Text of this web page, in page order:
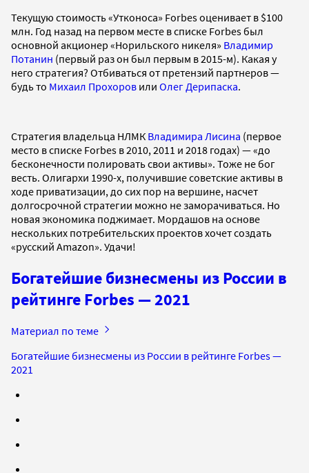
Текущую стоимость «Утконоса» Forbes оценивает в $100
млн. Год назад на первом месте в списке Forbes был
основной акционер «Норильского никеля» Владимир
Потанин (первый раз он был первым в 2015-м). Какая у
него стратегия? Отбиваться от претензий партнеров —
будь то Михаил Прохоров или Олег Дерипаска.
Стратегия владельца НЛМК Владимира Лисина (первое
место в списке Forbes в 2010, 2011 и 2018 годах) — «до
бесконечности полировать свои активы». Тоже не бог
весть. Олигархи 1990-х, получившие советские активы в
ходе приватизации, до сих пор на вершине, насчет
долгосрочной стратегии можно не заморачиваться. Но
новая экономика поджимает. Мордашов на основе
нескольких потребительских проектов хочет создать
«русский Amazon». Удачи!
Богатейшие бизнесмены из России в
рейтинге Forbes — 2021
Материал по теме
Богатейшие бизнесмены из России в рейтинге Forbes —
2021